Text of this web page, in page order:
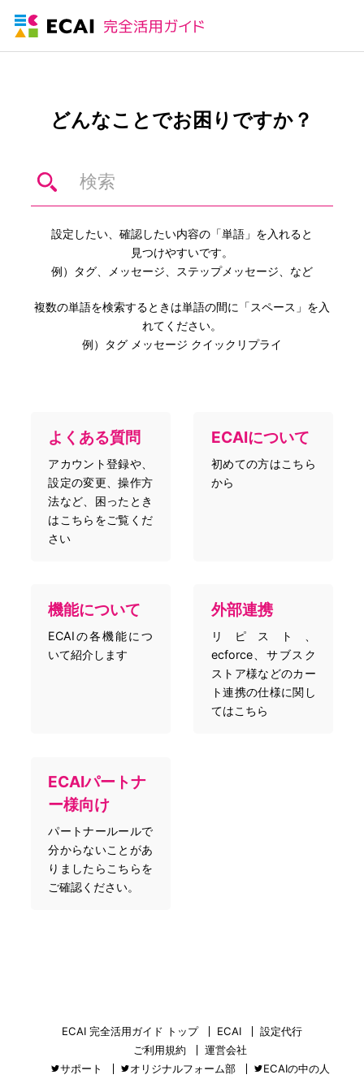
どんなことでお困りですか？
設定したい、確認したい内容の「単語」を入れると
見つけやすいです。
例）タグ、メッセージ、ステップメッセージ、など
複数の単語を検索するときは単語の間に「スペース」を入
れてください。
例）タグ メッセージ クイックリプライ
よくある質問
アカウント登録や、
設定の変更、操作方
法など、困ったとき
はこちらをご覧くだ
さい
ECAIについて
初めての方はこちら
から
機能について
ECAIの各機能につ
いて紹介します
外部連携
リピスト、
ecforce、サブスク
ストア様などのカー
ト連携の仕様に関し
てはこちら
ECAIパートナ
ー様向け
パートナールールで
分からないことがあ
りましたらこちらを
ご確認ください。
ECAI 完全活用ガイド トップ ECAI
設定代行
ご利用規約
運営会社
サポート
オリジナルフォーム部 ECAIの中の人